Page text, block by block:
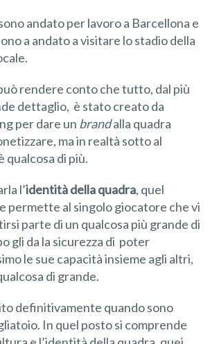
andato per lavoro a Barcellona e
a andato a visitare lo stadio della
rendere conto che tutto, dal più
dettaglio, è stato creato da
per dare un brandalla quadra
ma in realtà sotto al
qualcosa di più.
l’identità della quadra, quel
permette al singolo giocatore che vi
parte di un qualcosa più grande di
gli da la sicurezza di poter
le sue capacità insieme agli altri,
di grande.
definitivamente quando sono
In quel posto si comprende